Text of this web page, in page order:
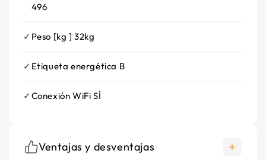
496
Peso [kg ]32kg
Etiqueta energética B
Conexión WiFi SÍ
Ventajas y desventajas